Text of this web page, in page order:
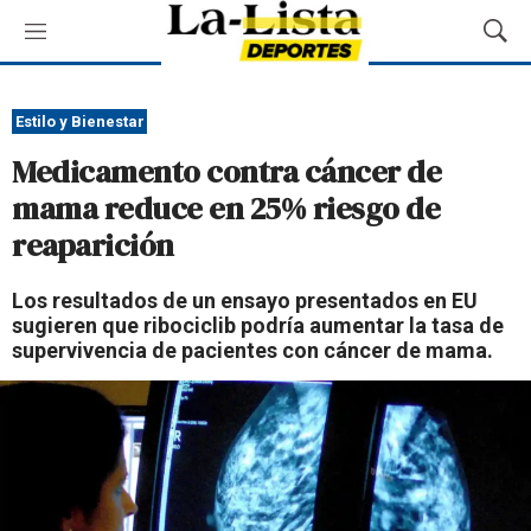
M
e
ú
M
o
u
e
Estilo y Bienestar
Medicamento contra cáncer de
mama reduce en 25% riesgo de
reaparición
Los resultados de un ensayo presentados en EU
sugieren que ribociclib podría aumentar la tasa de
supervivencia de pacientes con cáncer de mama.